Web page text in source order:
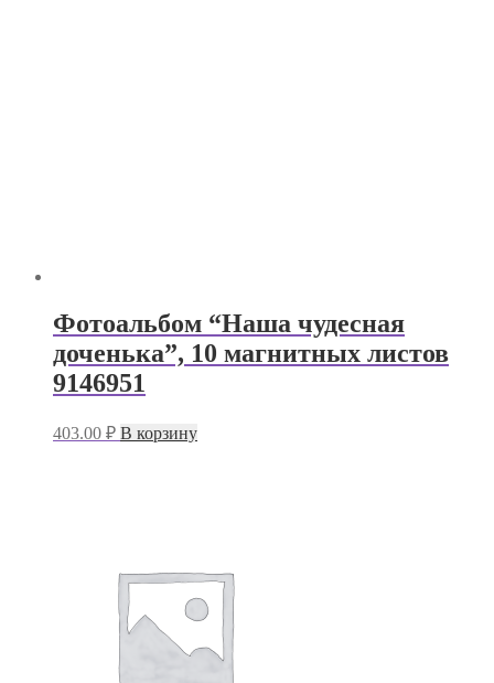
Фотоальбом “Наша чудесная
доченька”, 10 магнитных листов
9146951
403.00 ₽ В корзину